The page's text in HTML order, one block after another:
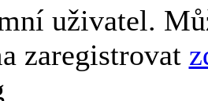
uživatel.
zaregistrovat